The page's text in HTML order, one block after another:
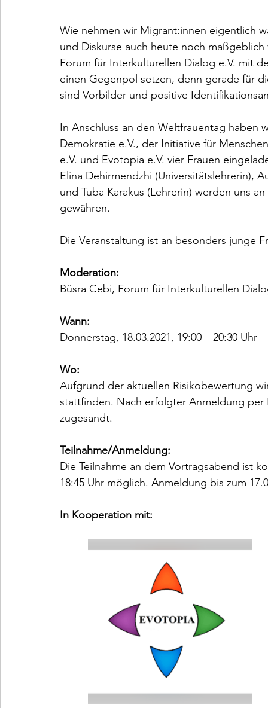
Wie nehmen wir Migrant:innen eigentlich
und Diskurse auch heute noch
Forum für Interkulturellen Dialog e.V. mit
einen Gegenpol setzen, denn gerade für
sind Vorbilder und positive
In Anschluss an den Weltfrauentag
Demokratie e.V., der Initiative für
e.V. und Evotopia e.V. vier Frauen
Elina Dehirmendzhi (Universitätslehrerin),
und Tuba Karakus (Lehrerin) werden uns
gewähren.
Die Veranstaltung ist an besonders junge
Moderation:
Büsra Cebi, Forum für Interkulturellen
Wann:
Donnerstag, 18.03.2021, 19:00 – 20:30 Uhr
Wo:
Aufgrund der aktuellen Risikobewertung
stattfinden. Nach erfolgter Anmeldung
zugesandt.
Teilnahme/Anmeldung:
Die Teilnahme an dem Vortragsabend ist
18:45 Uhr möglich. Anmeldung bis zum
In Kooperation mit: